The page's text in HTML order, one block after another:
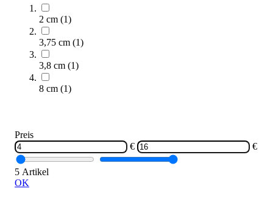
2 cm (1)
3,75 cm (1)
3,8 cm (1)
8 cm (1)
Preis
€
€
5 Artikel
OK
Zum Produkt
Varianten zur Auswahl
Sofort lieferbar
Gazofix® Kohäsive elastische Fixierbinde 8 cm x 20 m
15,40 €